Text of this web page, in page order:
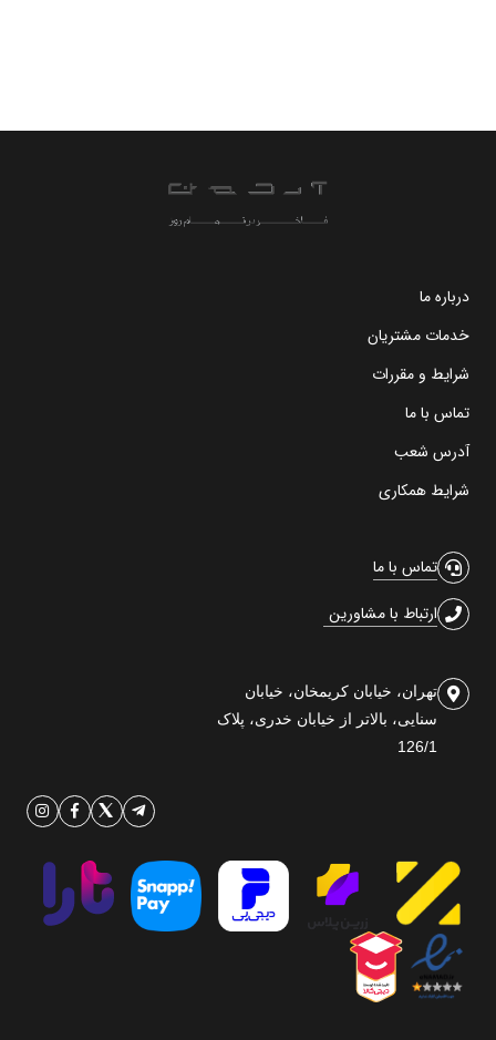
درباره ما
خدمات مشتریان
شرایط و مقررات
تماس با ما
آدرس شعب
شرایط همکاری
تماس با ما
ارتباط با مشاورین
تهران، خیابان کریمخان، خیابان
سنایی، بالاتر از خیابان خدری، پلاک
126/1